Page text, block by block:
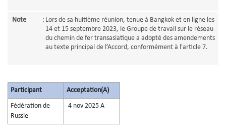
Note : Lors de sa huitième réunion, tenue à Bangkok et en ligne les
14 et 15 septembre 2023, le Groupe de travail sur le réseau
du chemin de fer transasiatique a adopté des amendements
au texte principal de l’Accord, conformément à l'article 7.
Participant Acceptation(A)
Fédération de
Russie
4 nov 2025 A